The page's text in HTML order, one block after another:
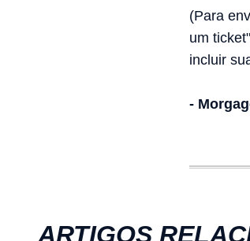
(Para
um
incluir
-
ARTIGOS